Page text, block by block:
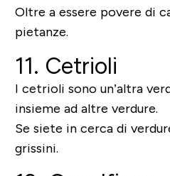
Oltre a essere povere di
pietanze.
11. Cetrioli
I cetrioli sono un’altra
insieme ad altre verdure.
Se siete in cerca di
grissini.